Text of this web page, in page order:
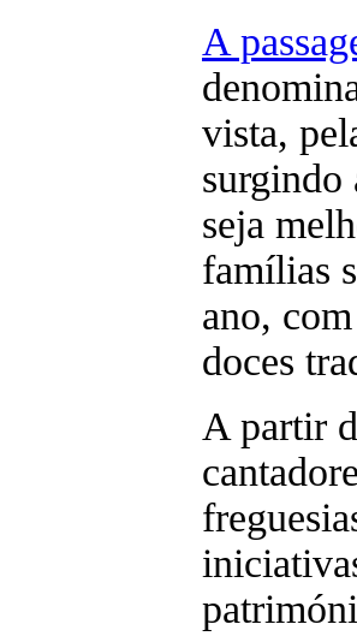
A
vista,
surgindo
seja
famílias
ano,
doces
A partir